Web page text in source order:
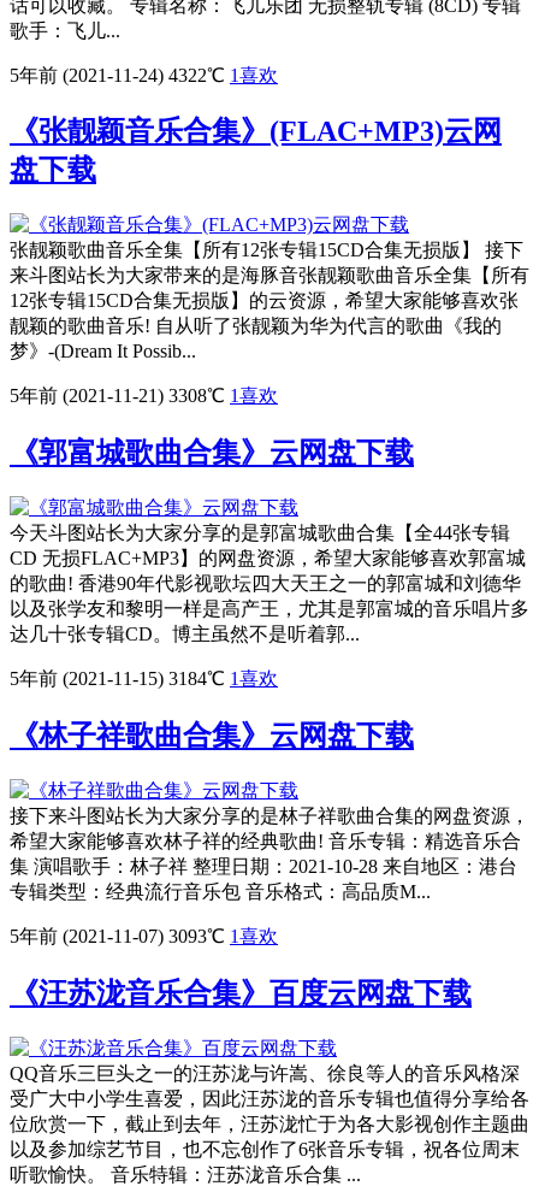
话可以收藏。 专辑名称：飞儿乐团 无损整轨专辑 (8CD) 专辑
歌手：飞儿...
5年前 (2021-11-24) 4322℃ 1喜欢
《张靓颖音乐合集》(FLAC+MP3)云网
盘下载
张靓颖歌曲音乐全集【所有12张专辑15CD合集无损版】 接下
来斗图站长为大家带来的是海豚音张靓颖歌曲音乐全集【所有
12张专辑15CD合集无损版】的云资源，希望大家能够喜欢张
靓颖的歌曲音乐! 自从听了张靓颖为华为代言的歌曲《我的
梦》-(Dream It Possib...
5年前 (2021-11-21) 3308℃ 1喜欢
《郭富城歌曲合集》云网盘下载
今天斗图站长为大家分享的是郭富城歌曲合集【全44张专辑
CD 无损FLAC+MP3】的网盘资源，希望大家能够喜欢郭富城
的歌曲! 香港90年代影视歌坛四大天王之一的郭富城和刘德华
以及张学友和黎明一样是高产王，尤其是郭富城的音乐唱片多
达几十张专辑CD。博主虽然不是听着郭...
5年前 (2021-11-15) 3184℃ 1喜欢
《林子祥歌曲合集》云网盘下载
接下来斗图站长为大家分享的是林子祥歌曲合集的网盘资源，
希望大家能够喜欢林子祥的经典歌曲! 音乐专辑：精选音乐合
集 演唱歌手：林子祥 整理日期：2021-10-28 来自地区：港台
专辑类型：经典流行音乐包 音乐格式：高品质M...
5年前 (2021-11-07) 3093℃ 1喜欢
《汪苏泷音乐合集》百度云网盘下载
QQ音乐三巨头之一的汪苏泷与许嵩、徐良等人的音乐风格深
受广大中小学生喜爱，因此汪苏泷的音乐专辑也值得分享给各
位欣赏一下，截止到去年，汪苏泷忙于为各大影视创作主题曲
以及参加综艺节目，也不忘创作了6张音乐专辑，祝各位周末
听歌愉快。 音乐特辑：汪苏泷音乐合集 ...